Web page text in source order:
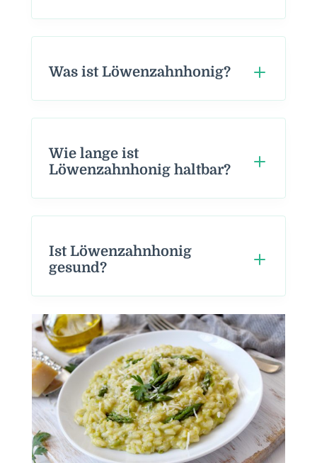
Was ist Löwenzahnhonig?
Wie lange ist
Löwenzahnhonig haltbar?
Ist Löwenzahnhonig
gesund?